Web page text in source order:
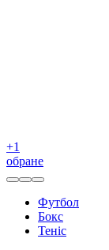
+1
обране
Футбол
Бокс
Теніс